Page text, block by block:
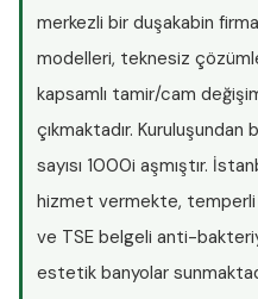
merkezli bir duşakabin
modelleri, teknesiz
kapsamlı tamir/cam
çıkmaktadır.
sayısı 1000i aşmıştır.
hizmet vermekte, temperli
ve TSE belgeli anti-
estetik banyolar